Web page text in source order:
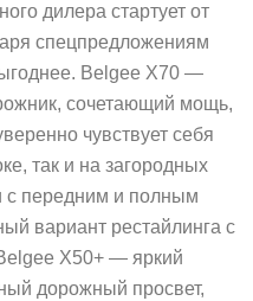
дилера стартует от
спецпредложениям
Belgee X70 —
сочетающий мощь,
чувствует себя
так и на загородных
с передним и полным
вариант рестайлинга с
X50+ — яркий
дорожный просвет,